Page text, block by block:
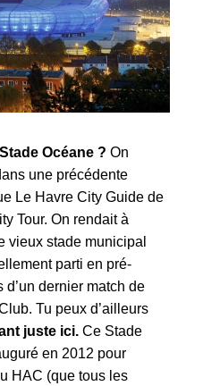
Océane ?On
une précédente
Le Havre City Guide de
Tour. On rendait à
vieux stade municipal
parti en pré-
dernier match de
Tu peux d’ailleurs
juste ici. Ce Stade
en 2012 pour
HAC (que tous les